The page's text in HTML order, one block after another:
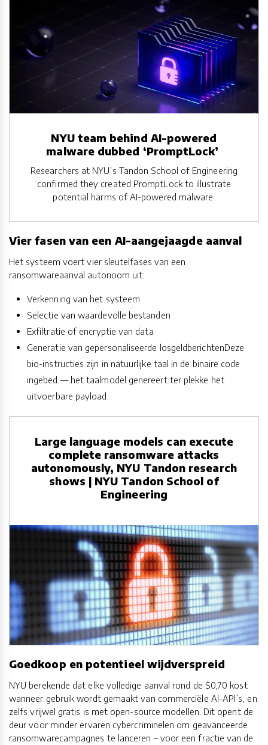
NYU team behind AI-powered
malware dubbed ‘PromptLock’
Researchers at NYU’s Tandon School of Engineering
confirmed they created PromptLock to illustrate
potential harms of AI-powered malware.
Vier fasen van een AI-aangejaagde aanval
Het systeem voert vier sleutelfases van een
ransomwareaanval autonoom uit:
Verkenning van het systeem
Selectie van waardevolle bestanden
Exfiltratie of encryptie van data
Generatie van gepersonaliseerde losgeldberichtenDeze
bio-instructies zijn in natuurlijke taal in de binaire code
ingebed — het taalmodel genereert ter plekke het
uitvoerbare payload.
Large language models can execute
complete ransomware attacks
autonomously, NYU Tandon research
shows | NYU Tandon School of
Engineering
Goedkoop en potentieel wijdverspreid
NYU berekende dat elke volledige aanval rond de $0,70 kost
wanneer gebruik wordt gemaakt van commerciële AI-API’s, en
zelfs vrijwel gratis is met open-source modellen. Dit opent de
deur voor minder ervaren cybercriminelen om geavanceerde
ransomwarecampagnes te lanceren – voor een fractie van de